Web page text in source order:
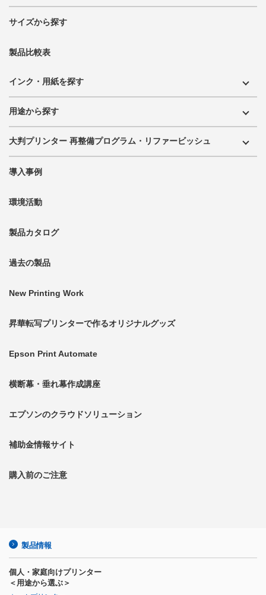
サイズから探す
製品比較表
インク・用紙を探す
用途から探す
大判プリンター 再整備プログラム・リファービッシュ
導入事例
環境活動
製品カタログ
過去の製品
New Printing Work
昇華転写プリンターで作るオリジナルグッズ
Epson Print Automate
横断幕・垂れ幕作成講座
エプソンのクラウドソリューション
補助金情報サイト
購入前のご注意
製品情報
個人・家庭向けプリンター
＜用途から選ぶ＞